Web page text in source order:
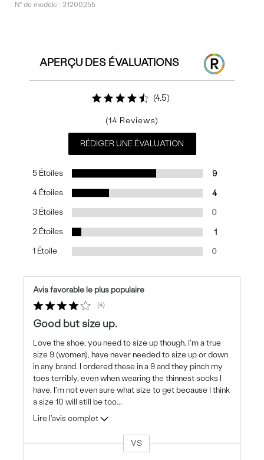
N° de modèle :31200255
APERÇU DES ÉVALUATIONS
4.5
14
RÉDIGER UNE ÉVALUATION
5 Étoiles 9
4 Étoiles 4
3 Étoiles 0
2 Étoiles 1
1 Étoile 0
Avis favorable le plus populaire
4
Good but size up.
Love the shoe, you need to size up though. I'm a true
size 9 (women), have never needed to size up or down
in any brand. I ordered these in a 9 and they pinch my
toes terribly, even when wearing the thinnest socks I
have. I'm not even sure what size to get because I think
a size 10 will still be too...
Lire l'avis complet
VS